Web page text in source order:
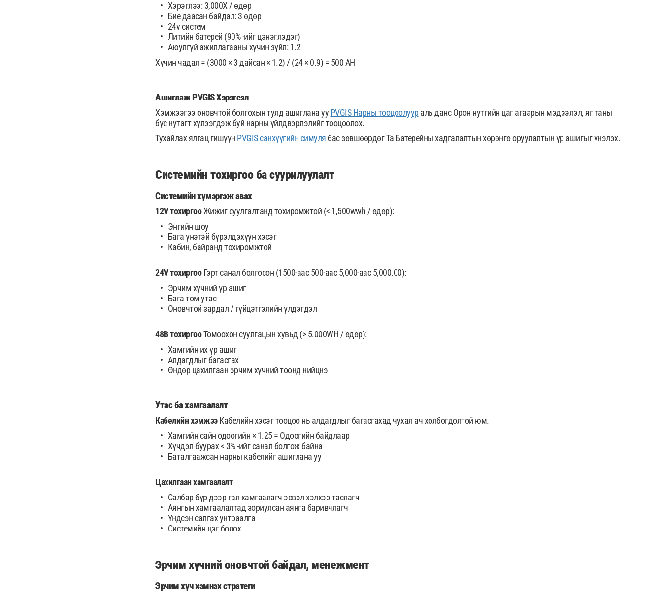
Хэрэглээ: 3,000Х / өдөр
Бие даасан байдал: 3 өдөр
24v систем
Литийн батерей (90% -ийг цэнэглэдэг)
Аюулгүй ажиллагааны хүчин зүйл: 1.2
Хүчин чадал = (3000 × 3 дайсан × 1.2) / (24 × 0.9) = 500 AH
Ашиглаж PVGIS Хэрэгсэл
Хэмжээгээ оновчтой болгохын тулд ашиглана уу PVGIS Нарны тооцоолуур аль данс Орон нутгийн цаг агаарын мэдээлэл, яг таны
бүс нутагт хүлээгдэж буй нарны үйлдвэрлэлийг тооцоолох.
Тухайлах ялгац гишүүн PVGIS санхүүгийн симулябас зөвшөөрдөг Та Батерейны хадгалалтын хөрөнгө оруулалтын үр ашигыг үнэлэх.
Системийн тохиргоо ба суурилуулалт
Системийн хүмэргэж авах
12V тохиргооЖижиг суулгалтанд тохиромжтой (< 1,500wwh / өдөр):
Энгийн шоу
Бага үнэтэй бүрэлдэхүүн хэсэг
Кабин, байранд тохиромжтой
24V тохиргооГэрт санал болгосон (1500-аас 500-аас 5,000-аас 5,000.00):
Эрчим хүчний үр ашиг
Бага том утас
Оновчтой зардал / гүйцэтгэлийн үлдэгдэл
48В тохиргооТомоохон суулгацын хувьд (> 5.000WH / өдөр):
Хамгийн их үр ашиг
Алдагдлыг багасгах
Өндөр цахилгаан эрчим хүчний тоонд нийцнэ
Утас ба хамгаалалт
Кабелийн хэмжээКабелийн хэсэг тооцоо нь алдагдлыг багасгахад чухал ач холбогдолтой юм.
Хамгийн сайн одоогийн × 1.25 = Одоогийн байдлаар
Хүчдэл буурах < 3% -ийг санал болгож байна
Баталгаажсан нарны кабелийг ашиглана уу
Цахилгаан хамгаалалт
Салбар бүр дээр гал хамгаалагч эсвэл хэлхээ таслагч
Аянгын хамгаалалтад зориулсан аянга баривчлагч
Үндсэн салгах унтраалга
Системийн цэг болох
Эрчим хүчний оновчтой байдал, менежмент
Эрчим хүч хэмнэх стратеги